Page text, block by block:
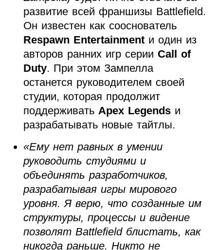
развитие всей франшизы Battlefield.
Он известен как сооснователь
Respawn Entertainmentи один из
авторов ранних игр серии Call of
Duty. При этом Зампелла
останется руководителем своей
студии, которая продолжит
поддерживать Apex Legendsи
разрабатывать новые тайтлы.
«Ему нет равных в умении
руководить студиями и
объединять разработчиков,
разрабатывая игры мирового
уровня. Я верю, что созданные им
структуры, процессы и видение
позволят Battlefield блистать, как
никогда раньше. Никто не